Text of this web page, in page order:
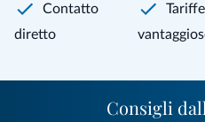
Contatto
diretto
Tariffe
Consigli